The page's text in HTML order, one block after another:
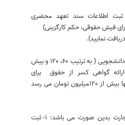
ثبت اطلاعات سند تعهد محضری
فیش حقوقی، حکم کارگزینی)
نمایید).
سقف مبلغ ضمانت وام های دانشجویی ( به ترتیب 60، 120 و بیش
ارائه گواهی کسر از حقوق برای
دانشجویانی که سقف وام آنها بیش از 120میلیون تومان می رسد
ثبت شماره حساب بانک تجارت بدین صورت می باشد: 1- ثبت